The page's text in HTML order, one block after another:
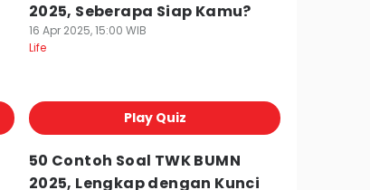
2025, Seberapa Siap Kamu?
16 Apr 2025, 15:00 WIB
Life
Play Quiz
50 Contoh Soal TWK BUMN
2025, Lengkap dengan Kunci